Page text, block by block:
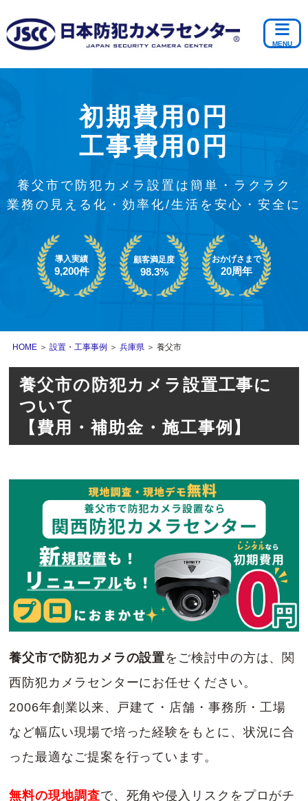
初期費用0円
工事費用0円
養父市で防犯カメラ設置は簡単・ラクラク
業務の見える化・効率化/生活を安心・安全に
導入実績
9,200件
顧客満足度
98.3%
おかげさまで
20周年
HOME ＞設置・工事事例 ＞兵庫県 ＞ 養父市
養父市の防犯カメラ設置工事に
ついて
【費用・補助金・施工事例】
養父市で防犯カメラの設置をご検討中の方は、関
西防犯カメラセンターにお任せください。
2006年創業以来、戸建て・店舗・事務所・工場
など幅広い現場で培った経験をもとに、状況に合
った最適なご提案を行っています。
無料の現地調査で、死角や侵入リスクをプロがチ